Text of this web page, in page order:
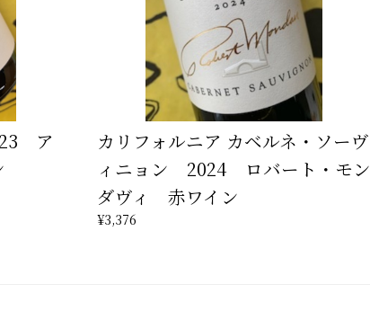
ア
カリフォルニア カベルネ・ソーヴ
ィニョン 2024 ロバート・モン
ダヴィ 赤ワイン
¥3,376